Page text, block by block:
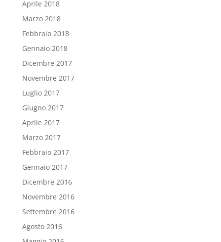
Aprile 2018
Marzo 2018
Febbraio 2018
Gennaio 2018
Dicembre 2017
Novembre 2017
Luglio 2017
Giugno 2017
Aprile 2017
Marzo 2017
Febbraio 2017
Gennaio 2017
Dicembre 2016
Novembre 2016
Settembre 2016
Agosto 2016